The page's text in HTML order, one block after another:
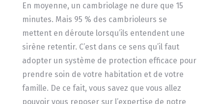
En moyenne, un cambriolage ne dure que 15
minutes. Mais 95 % des cambrioleurs se
mettent en déroute lorsqu’ils entendent une
sirène retentir. C’est dans ce sens qu’il faut
adopter un système de protection efficace pour
prendre soin de votre habitation et de votre
famille. De ce fait, vous savez que vous allez
pouvoir vous reposer sur l’expertise de notre